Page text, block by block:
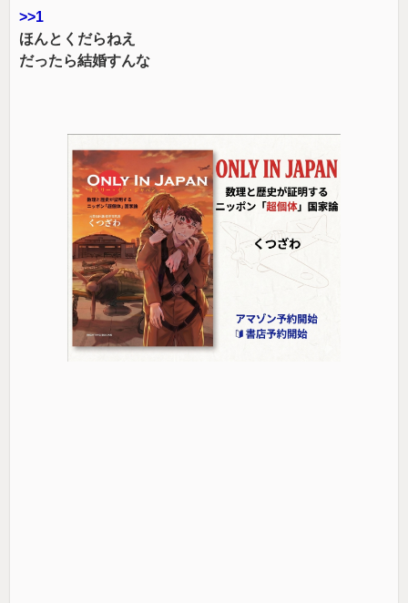
>>1
ほんとくだらねえ
だったら結婚すんな